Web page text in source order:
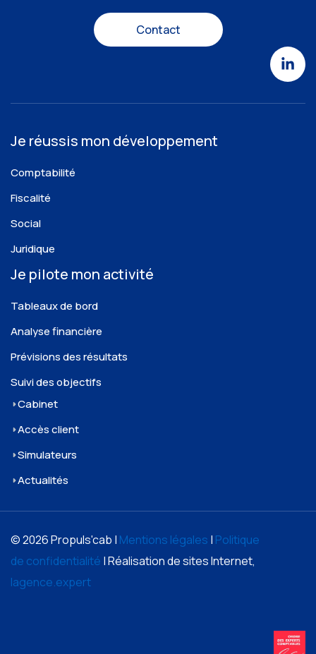
Contact
Je réussis mon développement
Comptabilité
Fiscalité
Social
Juridique
Je pilote mon activité
Tableaux de bord
Analyse financière
Prévisions des résultats
Suivi des objectifs
Cabinet
Accès client
Simulateurs
Actualités
© 2026 Propuls'cab | Mentions légales | Politique
de confidentialité | Réalisation de sites Internet,
lagence.expert